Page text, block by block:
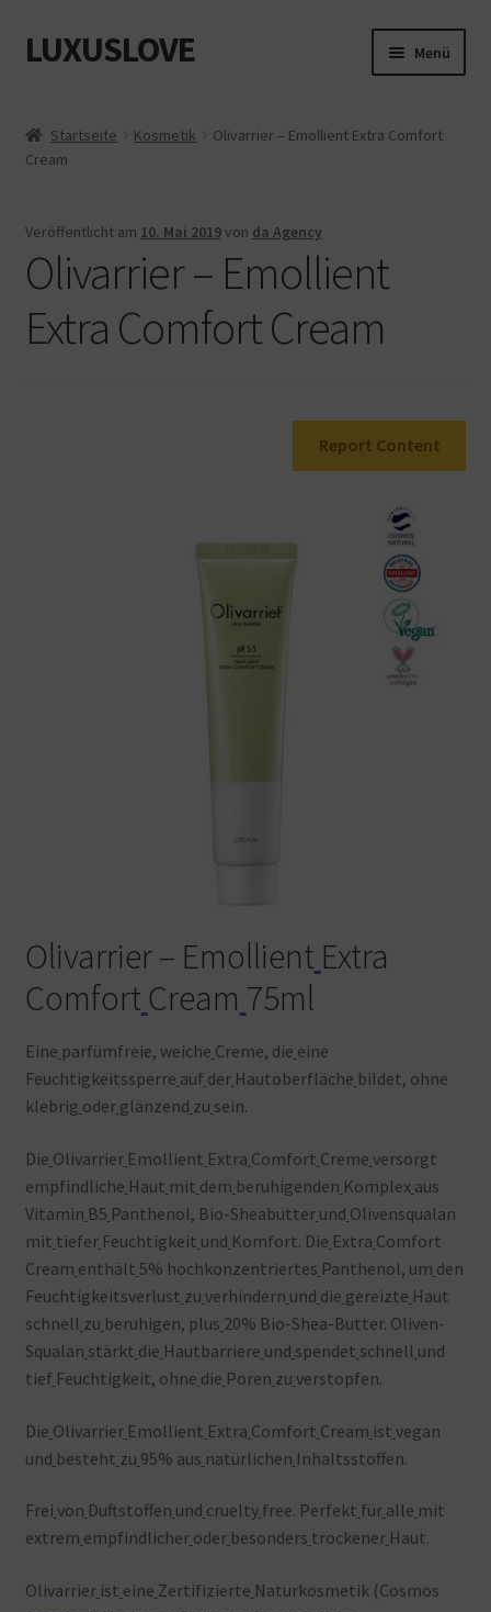
Zur
Navigation
Zum
Inhalt
LUXUSLOVE Menü
Cookie-Richtlinie (EU)
Datenschutz
Impressum
Kasse
Startseite Kosmetik
Olivarrier – Emollient Extra Comfort
Cream
Veröffentlicht am 10. Mai 2019von da Agency
Olivarrier – Emollient
Extra Comfort Cream
Report Content
Olivarrier – Emollient Extra
Comfort Cream 75ml
Eine parfümfreie, weiche Creme, die eine
Feuchtigkeitssperre auf der Hautoberfläche bildet, ohne
klebrig oder glänzend zu sein.
Die Olivarrier Emollient Extra Comfort Creme versorgt
empfindliche Haut mit dem beruhigenden Komplex aus
Vitamin B5 Panthenol, Bio-Sheabutter und Olivensqualan
mit tiefer Feuchtigkeit und Komfort. Die Extra Comfort
Cream enthält 5% hochkonzentriertes Panthenol, um den
Feuchtigkeitsverlust zu verhindern und die gereizte Haut
schnell zu beruhigen, plus 20% Bio-Shea-Butter. Oliven-
Squalan stärkt die Hautbarriere und spendet schnell und
tief Feuchtigkeit, ohne die Poren zu verstopfen.
Die Olivarrier Emollient Extra Comfort Cream ist vegan
und besteht zu 95% aus natürlichen Inhaltsstoffen.
Frei von Duftstoffen und cruelty free. Perfekt für alle mit
extrem empfindlicher oder besonders trockener Haut.
Olivarrier ist eine Zertifizierte Naturkosmetik (Cosmos